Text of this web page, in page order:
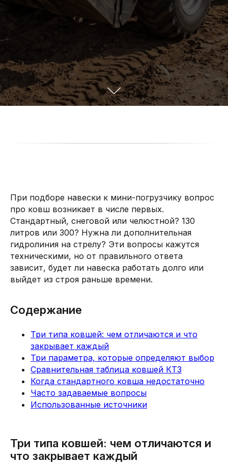
При подборе навески к мини-погрузчику вопрос
про ковш возникает в числе первых.
Стандартный, снеговой или челюстной? 130
литров или 300? Нужна ли дополнительная
гидролиния на стрелу? Эти вопросы кажутся
техническими, но от правильного ответа
зависит, будет ли навеска работать долго или
выйдет из строя раньше времени.
Содержание
Три типа ковшей: чем отличаются и что
закрывает каждый
Три параметра, которые определяют выбор
Сравнительная таблица ковшей КТЗ
Когда стандартного ковша недостаточно
Часто задаваемые вопросы
Использованные источники
Три типа ковшей: чем отличаются и
что закрывает каждый